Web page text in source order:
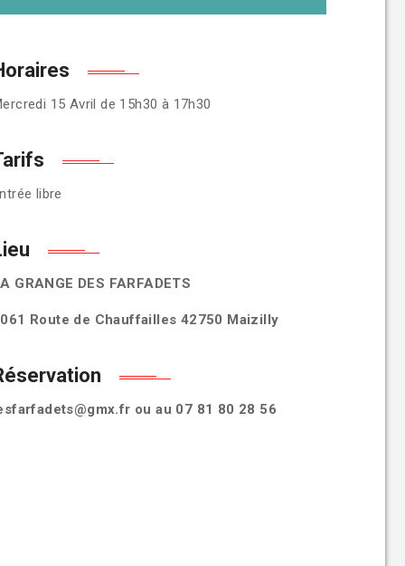
15 Avril de 15h30 à 17h30
libre
GRANGE DES FARFADETS
Route de Chauffailles 42750 Maizilly
ou au 07 81 80 28 56